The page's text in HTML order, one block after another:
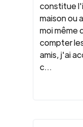
constitue
maison ou
moi même
compter
amis, j'ai
c...